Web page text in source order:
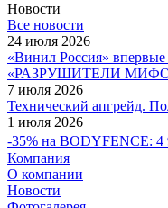
Новости
Все новости
24 июля 2026
«Винил Россия»
«РАЗРУШИТЕЛИ
7 июля 2026
Технический апгрейд.
1 июля 2026
-35% на BODYFENCE: 4
Компания
О компании
Новости